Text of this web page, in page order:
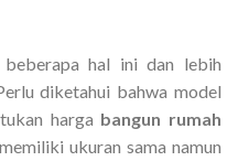
beberapa hal ini dan lebih
diketahui bahwa model
harga bangun rumah
memiliki ukuran sama namun